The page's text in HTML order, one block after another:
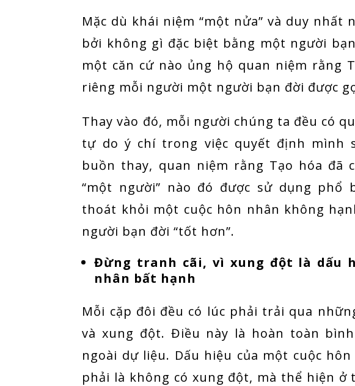
Mặc dù khái niệm “một nửa” và duy nhất
bởi không gì đặc biệt bằng một người
một căn cứ nào ủng hộ quan niệm rằng
riêng mỗi người một người bạn đời được
Thay vào đó, mỗi người chúng ta đều có
tự do ý chí trong việc quyết định mình
buồn thay, quan niệm rằng Tạo hóa đã
“một người” nào đó được sử dụng phổ
thoát khỏi một cuộc hôn nhân không
người bạn đời “tốt hơn”.
Đừng tranh cãi, vì xung đột là dấu
nhân bất hạnh
Mỗi cặp đôi đều có lúc phải trải qua
và xung đột. Điều này là hoàn toàn
ngoài dự liệu. Dấu hiệu của một cuộc
phải là không có xung đột, mà thể hiện